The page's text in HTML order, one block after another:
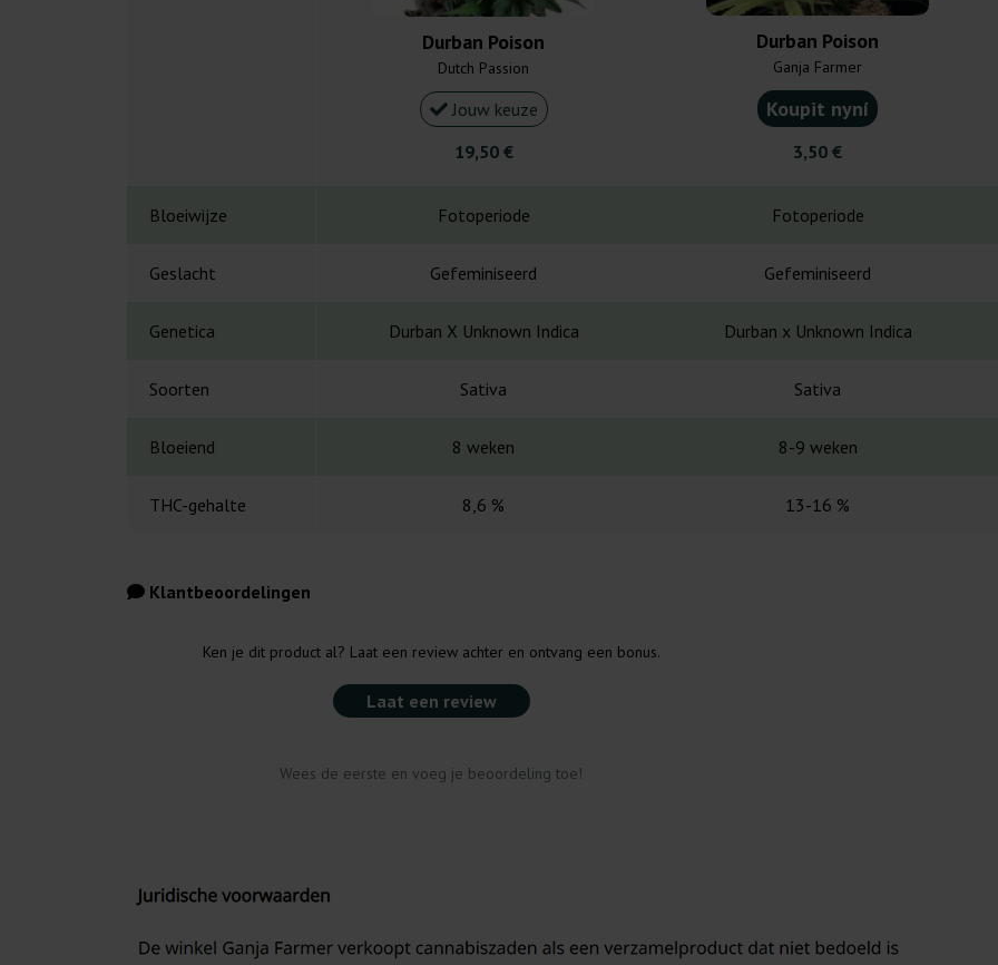
Durban Poison
Dutch Passion
Jouw keuze
19,50 €
Durban Poison
Ganja Farmer
Koupit nyní
3,50 €
Bloeiwijze Fotoperiode Fotoperiode
Geslacht Gefeminiseerd Gefeminiseerd
Genetica Durban X Unknown Indica Durban x Unknown Indica
Soorten Sativa Sativa
Bloeiend 8 weken 8-9 weken
THC-gehalte 8,6 % 13-16 %
Klantbeoordelingen
Ken je dit product al? Laat een review achter en ontvang een bonus.
Laat een review
Wees de eerste en voeg je beoordeling toe!